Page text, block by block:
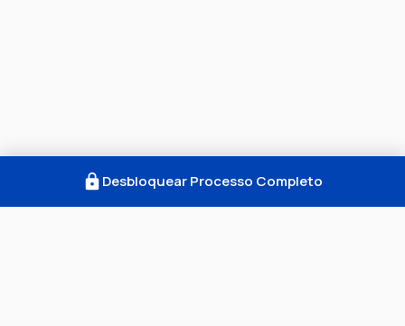
Desbloquear Processo Completo